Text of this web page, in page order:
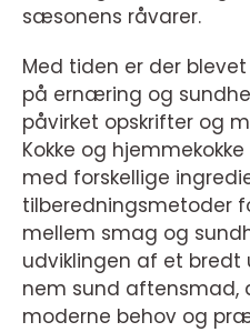
sæsonens råvarer.
Med tiden er der
på ernæring og
påvirket opskrifter og
Kokke og
med forskellige
tilberedningsmetoder
mellem smag og
udviklingen af et
nem sund aftensmad,
moderne behov og